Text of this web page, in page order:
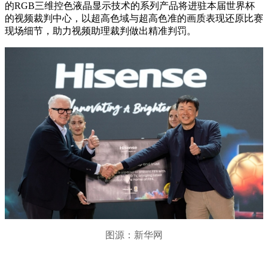
的RGB三维控色液晶显示技术的系列产品将进驻本届世界杯
的视频裁判中心，以超高色域与超高色准的画质表现还原比赛
现场细节，助力视频助理裁判做出精准判罚。
图源：新华网